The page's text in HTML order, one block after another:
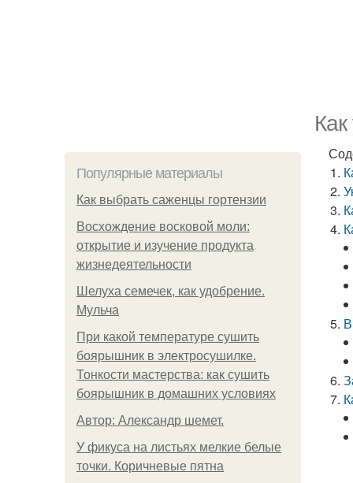
Популярные материалы
Как выбрать саженцы гортензии
Восхождение восковой моли:
открытие и изучение продукта
жизнедеятельности
Шелуха семечек, как удобрение.
Мульча
При какой температуре сушить
боярышник в электросушилке.
Тонкости мастерства: как сушить
боярышник в домашних условиях
Автор: Александр шемет.
У фикуса на листьях мелкие белые
точки. Коричневые пятна